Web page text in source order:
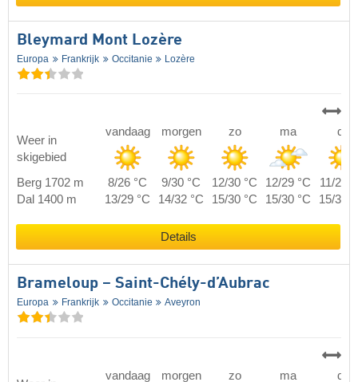
Bleymard Mont Lozère
Europa Frankrijk Occitanie Lozère
Weer in
skigebied
vandaag morgen zo ma di
Berg 1702 m 8/26 °C 9/30 °C 12/30 °C 12/29 °C
11/28
Dal 1400 m
13/29 °C 14/32 °C 15/30 °C 15/30 °C 15/32
Details
Brameloup – Saint-Chély-d’Aubrac
Europa Frankrijk Occitanie Aveyron
vandaag morgen zo ma di